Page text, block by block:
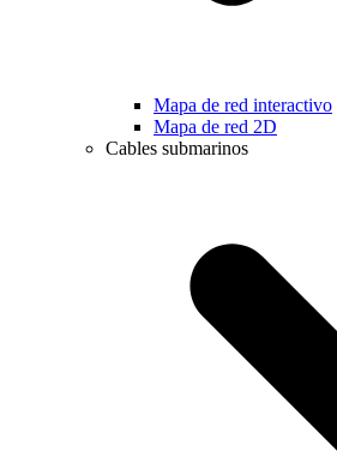
Mapa de red interactivo
Mapa de red 2D
Cables submarinos